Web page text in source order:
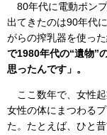
80年代に電動ポン
出てきたのは90年代
がらの搾乳器を使っ
で1980年代の“遺物”
思ったんです」。
ここ数年で、女性起
女性の体にまつわる
た。たとえば、ひと